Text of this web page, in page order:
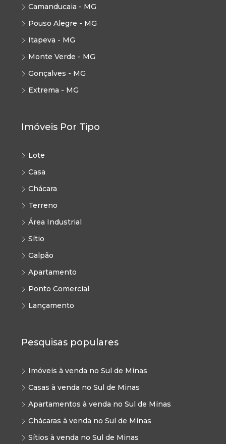
Camanducaia - MG
Pouso Alegre - MG
Itapeva - MG
Monte Verde - MG
Gonçalves - MG
Extrema - MG
Imóveis Por Tipo
Lote
Casa
Chácara
Terreno
Área Industrial
Sítio
Galpão
Apartamento
Ponto Comercial
Lançamento
Pesquisas populares
Imóveis à venda no Sul de Minas
Casas à venda no Sul de Minas
Apartamentos à venda no Sul de Minas
Chácaras à venda no Sul de Minas
Sítios à venda no Sul de Minas